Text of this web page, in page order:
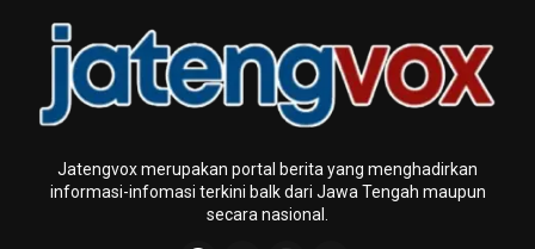
Jatengvox merupakan portal berita yang menghadirkan
informasi-infomasi terkini baIk dari Jawa Tengah maupun
secara nasional.